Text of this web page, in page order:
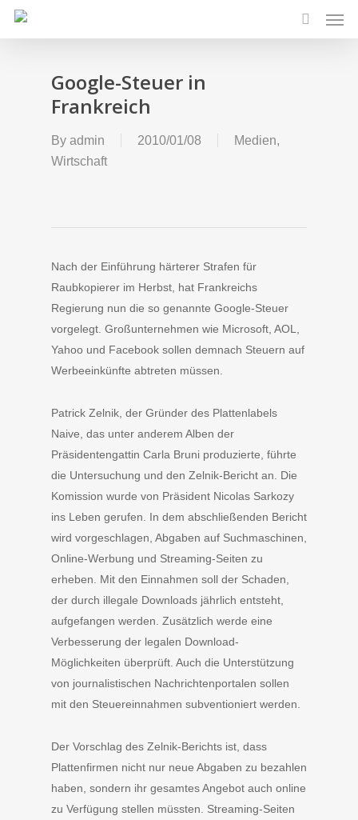
Skip
search
Google-Steuer in
Frankreich
By admin 2010/01/08 Medien,
Wirtschaft
Nach der Einführung härterer Strafen für
Raubkopierer im Herbst, hat Frankreichs
Regierung nun die so genannte Google-Steuer
vorgelegt. Großunternehmen wie Microsoft, AOL,
Yahoo und Facebook sollen demnach Steuern auf
Werbeeinkünfte abtreten müssen.
Patrick Zelnik, der Gründer des Plattenlabels
Naive, das unter anderem Alben der
Präsidentengattin Carla Bruni produzierte, führte
die Untersuchung und den Zelnik-Bericht an. Die
Komission wurde von Präsident Nicolas Sarkozy
ins Leben gerufen. In dem abschließenden Bericht
wird vorgeschlagen, Abgaben auf Suchmaschinen,
Online-Werbung und Streaming-Seiten zu
erheben. Mit den Einnahmen soll der Schaden,
der durch illegale Downloads jährlich entsteht,
aufgefangen werden. Zusätzlich werde eine
Verbesserung der legalen Download-
Möglichkeiten überprüft. Auch die Unterstützung
von journalistischen Nachrichtenportalen sollen
mit den Steuereinnahmen subventioniert werden.
Der Vorschlag des Zelnik-Berichts ist, dass
Plattenfirmen nicht nur neue Abgaben zu bezahlen
haben, sondern ihr gesamtes Angebot auch online
zu Verfügung stellen müssten. Streaming-Seiten